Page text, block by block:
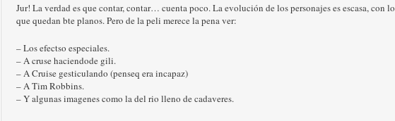
Jur! La verdad es que contar, contar… cuenta poco. La evolución de los personajes es escasa, con lo
que quedan bte planos. Pero de la peli merece la pena ver:
– Los efectso especiales.
– A cruse haciendode gili.
– A Cruise gesticulando (penseq era incapaz)
– A Tim Robbins.
– Y algunas imagenes como la del rio lleno de cadaveres.